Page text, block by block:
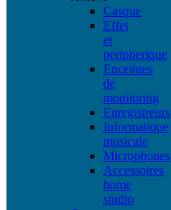
Casque
Effet
et
peripherique
Enceintes
de
monitoring
Enregistreurs
Informatique
musicale
Microphones
Accessoires
home
studio